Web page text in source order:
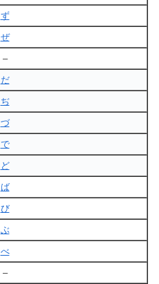
ず
ぜ
–
だ
ぢ
づ
で
ど
ば
び
ぶ
べ
–